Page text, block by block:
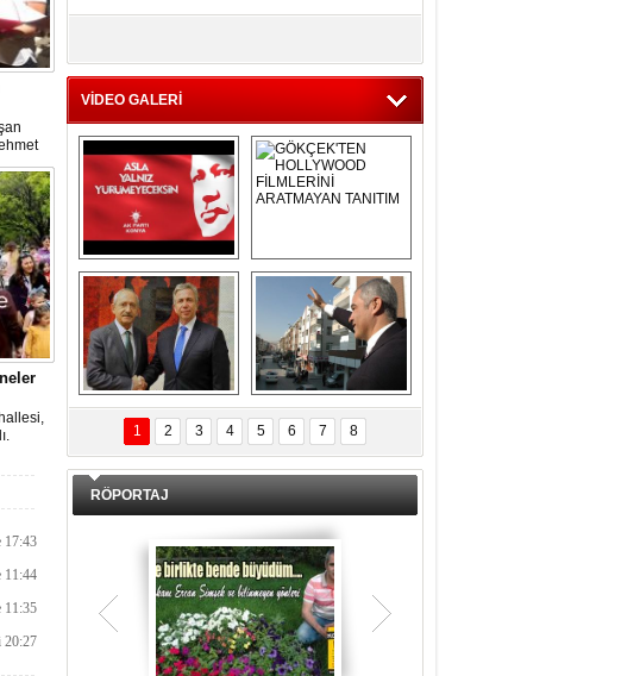
15:31
17:43
11:44
11:35
20:27
VİDEO GALERİ
Asla Yalnız
Yürümeyeceksin
Uzun Adam
GÖKÇEK'TEN
HOLLYWOOD
FİLMLERİNİ
ARATMAYAN
TANITIM
DAL İÇERİ ZÜBÜK!
ERCAN ŞİMŞEK
GÖLBAŞI'NDA
KASIRGA ETKİSİ
YARATTI !
1 2 3 4 5 6 7 8
RÖPORTAJ
Teşrik tekbiri nedir? Ne anlama gelir?